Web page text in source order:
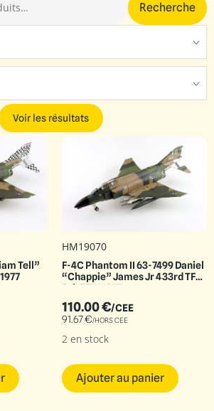
Recherche
Voir les résultats
Tell”
HM19070
F-4C Phantom II 63-7499 Daniel
“Chappie” James Jr 433rd TFS/
8th TFW 1967
110.00€/CEE
91.67€/HORS CEE
2 en stock
Ajouter au panier